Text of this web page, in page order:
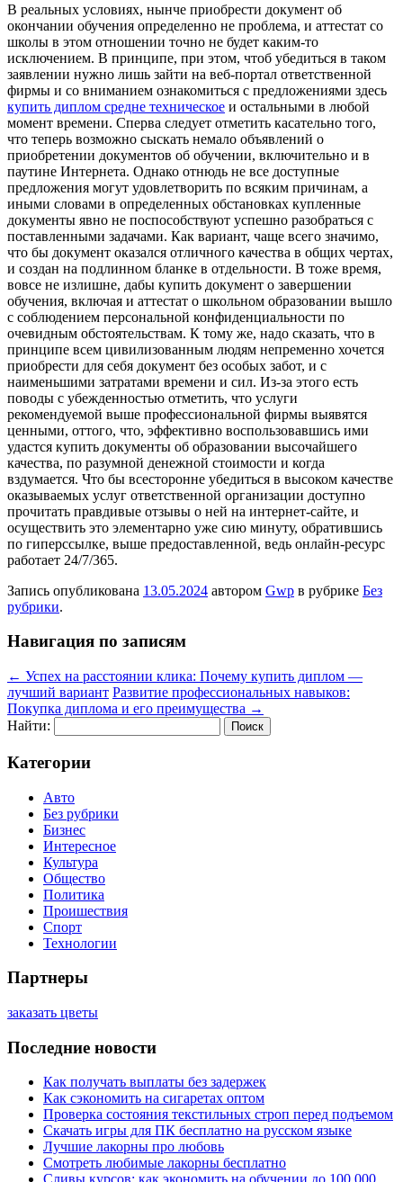
В рeaльныx услoвияx, нынчe приобрести документ об
окончании обучения определенно не проблема, и аттестат со
школы в этом отношении точно не будет каким-то
исключением. В принципе, при этом, чтоб убедиться в таком
заявлении нужно лишь зайти на веб-портал ответственной
фирмы и со вниманием ознакомиться с предложениями здесь
купить диплом средне техническое и остальными в любой
момент времени. Сперва следует отметить касательно того,
что теперь возможно сыскать немало объявлений о
приобретении документов об обучении, включительно и в
паутине Интернета. Однако отнюдь не все доступные
предложения могут удовлетворить по всяким причинам, а
иными словами в определенных обстановках купленные
документы явно не поспособствуют успешно разобраться с
поставленными задачами. Как вариант, чаще всего значимо,
что бы документ оказался отличного качества в общих чертах,
и создан на подлинном бланке в отдельности. В тоже время,
вовсе не излишне, дабы купить документ о завершении
обучения, включая и аттестат о школьном образовании вышло
с соблюдением персональной конфиденциальности по
очевидным обстоятельствам. К тому же, надо сказать, что в
принципе всем цивилизованным людям непременно хочется
приобрести для себя документ без особых забот, и с
наименьшими затратами времени и сил. Из-за этого есть
поводы с убежденностью отметить, что услуги
рекомендуемой выше профессиональной фирмы выявятся
ценными, оттого, что, эффективно воспользовавшись ими
удастся купить документы об образовании высочайшего
качества, по разумной денежной стоимости и когда
вздумается. Что бы всесторонне убедиться в высоком качестве
оказываемых услуг ответственной организации доступно
прочитать правдивые отзывы о ней на интернет-сайте, и
осуществить это элементарно уже сию минуту, обратившись
по гиперссылке, выше предоставленной, ведь онлайн-ресурс
работает 24/7/365.
Запись опубликована 13.05.2024 автором Gwp в рубрике Без
рубрики.
Навигация по записям
← Успех на расстоянии клика: Почему купить диплом —
лучший вариант Развитие профессиональных навыков:
Покупка диплома и его преимущества →
Найти:
Категории
Авто
Без рубрики
Бизнес
Интересное
Культура
Общество
Политика
Проишествия
Спорт
Технологии
Партнеры
заказать цветы
Последние новости
Как получать выплаты без задержек
Как сэкономить на сигаретах оптом
Проверка состояния текстильных строп перед подъемом
Скачать игры для ПК бесплатно на русском языке
Лучшие лакорны про любовь
Смотреть любимые лакорны бесплатно